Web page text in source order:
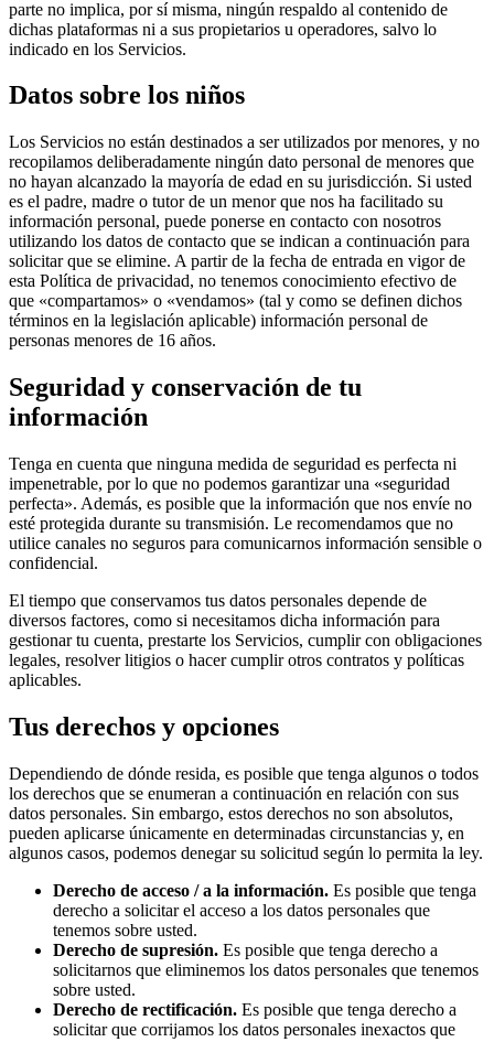
parte no implica, por sí misma, ningún respaldo al contenido de
dichas plataformas ni a sus propietarios u operadores, salvo lo
indicado en los Servicios.
Datos sobre los niños
Los Servicios no están destinados a ser utilizados por menores, y no
recopilamos deliberadamente ningún dato personal de menores que
no hayan alcanzado la mayoría de edad en su jurisdicción. Si usted
es el padre, madre o tutor de un menor que nos ha facilitado su
información personal, puede ponerse en contacto con nosotros
utilizando los datos de contacto que se indican a continuación para
solicitar que se elimine. A partir de la fecha de entrada en vigor de
esta Política de privacidad, no tenemos conocimiento efectivo de
que «compartamos» o «vendamos» (tal y como se definen dichos
términos en la legislación aplicable) información personal de
personas menores de 16 años.
Seguridad y conservación de tu
información
Tenga en cuenta que ninguna medida de seguridad es perfecta ni
impenetrable, por lo que no podemos garantizar una «seguridad
perfecta». Además, es posible que la información que nos envíe no
esté protegida durante su transmisión. Le recomendamos que no
utilice canales no seguros para comunicarnos información sensible o
confidencial.
El tiempo que conservamos tus datos personales depende de
diversos factores, como si necesitamos dicha información para
gestionar tu cuenta, prestarte los Servicios, cumplir con obligaciones
legales, resolver litigios o hacer cumplir otros contratos y políticas
aplicables.
Tus derechos y opciones
Dependiendo de dónde resida, es posible que tenga algunos o todos
los derechos que se enumeran a continuación en relación con sus
datos personales. Sin embargo, estos derechos no son absolutos,
pueden aplicarse únicamente en determinadas circunstancias y, en
algunos casos, podemos denegar su solicitud según lo permita la ley.
Derecho de acceso / a la información. Es posible que tenga
derecho a solicitar el acceso a los datos personales que
tenemos sobre usted.
Derecho de supresión. Es posible que tenga derecho a
solicitarnos que eliminemos los datos personales que tenemos
sobre usted.
Derecho de rectificación. Es posible que tenga derecho a
solicitar que corrijamos los datos personales inexactos que